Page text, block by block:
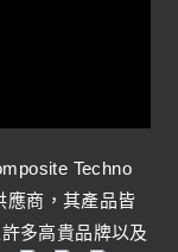
Techno
應商，其產品皆
多高貴品牌以及